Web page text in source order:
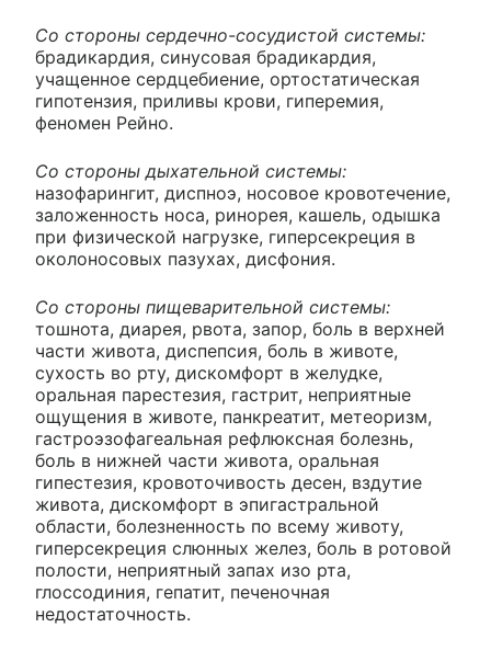
Со стороны сердечно-сосудистой системы:
брадикардия, синусовая брадикардия,
учащенное сердцебиение, ортостатическая
гипотензия, приливы крови, гиперемия,
феномен Рейно.
Со стороны дыхательной системы:
назофарингит, диспноэ, носовое кровотечение,
заложенность носа, ринорея, кашель, одышка
при физической нагрузке, гиперсекреция в
околоносовых пазухах, дисфония.
Со стороны пищеварительной системы:
тошнота, диарея, рвота, запор, боль в верхней
части живота, диспепсия, боль в животе,
сухость во рту, дискомфорт в желудке,
оральная парестезия, гастрит, неприятные
ощущения в животе, панкреатит, метеоризм,
гастроэзофагеальная рефлюксная болезнь,
боль в нижней части живота, оральная
гипестезия, кровоточивость десен, вздутие
живота, дискомфорт в эпигастральной
области, болезненность по всему животу,
гиперсекреция слюнных желез, боль в ротовой
полости, неприятный запах изо рта,
глоссодиния, гепатит, печеночная
недостаточность.